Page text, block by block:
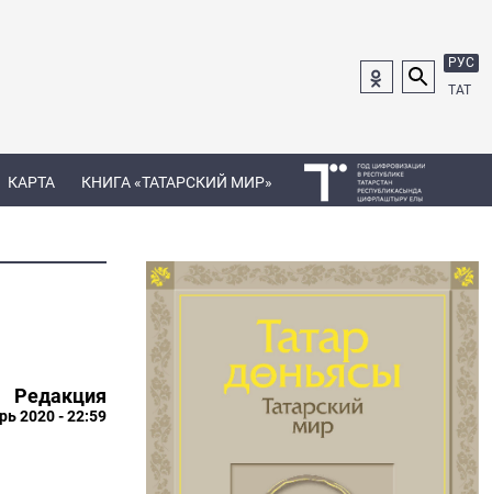
РУС
ТАТ
КАРТА КНИГА «ТАТАРСКИЙ МИР»
Редакция
2020 - 22:59